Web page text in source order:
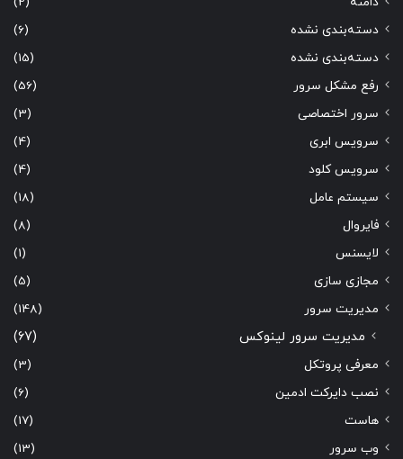
دسته‌بندی نشده
(6)
دسته‌بندی نشده
(15)
رفع مشکل سرور
(56)
سرور اختصاصی
(3)
سرویس ابری
(4)
سرویس کلود
(4)
سیستم عامل
(18)
فایروال
(8)
لایسنس
(1)
مجازی سازی
(5)
مدیریت سرور
(148)
مدیریت سرور لینوکس (67)
معرفی پروتکل
(3)
نصب دایرکت ادمین
(6)
هاست
(17)
وب سرور
(13)